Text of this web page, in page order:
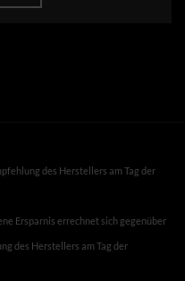
des Herstellers am Tag der
Ersparnis errechnet sich gegenüber
des Herstellers am Tag der